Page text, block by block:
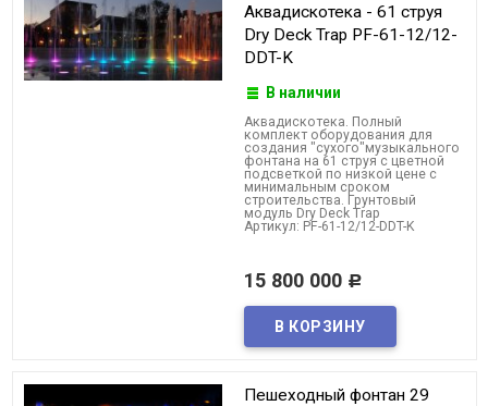
Аквадискотека - 61 струя
Dry Deck Trap PF-61-12/12-
DDT-K
В наличии
Аквадискотека. Полный
комплект оборудования для
создания "сухого"музыкального
фонтана на 61 струя с цветной
подсветкой по низкой цене с
минимальным сроком
строительства. Грунтовый
модуль Dry Deck Trap
Артикул: PF-61-12/12-DDT-K
15 800 000 Р
Пешеходный фонтан 29